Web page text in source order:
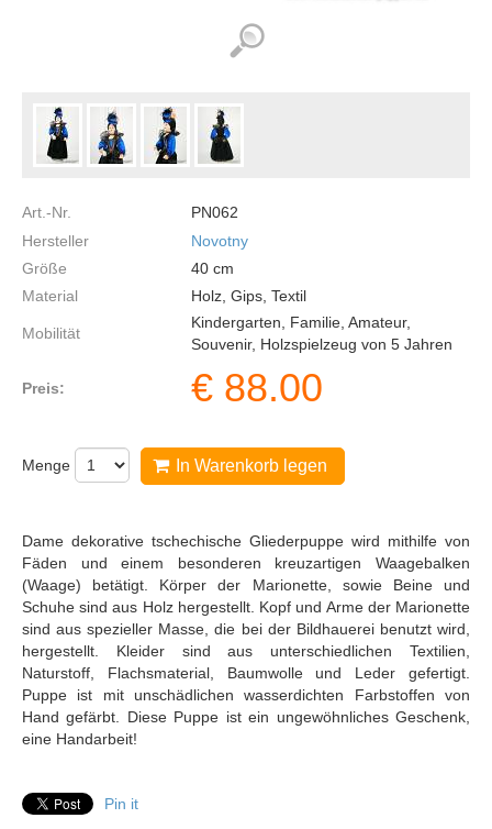
Art.-Nr.
PN062
Hersteller
Novotny
Größe
40 cm
Material
Holz, Gips, Textil
Mobilität
Kindergarten, Familie, Amateur,
Souvenir, Holzspielzeug von 5 Jahren
Preis: € 88.00
Menge In Warenkorb legen
Dame dekorative tschechische Gliederpuppe wird mithilfe von
Fäden und einem besonderen kreuzartigen Waagebalken
(Waage) betätigt. Körper der Marionette, sowie Beine und
Schuhe sind aus Holz hergestellt. Kopf und Arme der Marionette
sind aus spezieller Masse, die bei der Bildhauerei benutzt wird,
hergestellt. Kleider sind aus unterschiedlichen Textilien,
Naturstoff, Flachsmaterial, Baumwolle und Leder gefertigt.
Puppe ist mit unschädlichen wasserdichten Farbstoffen von
Hand gefärbt. Diese Puppe ist ein ungewöhnliches Geschenk,
eine Handarbeit!
Pin it